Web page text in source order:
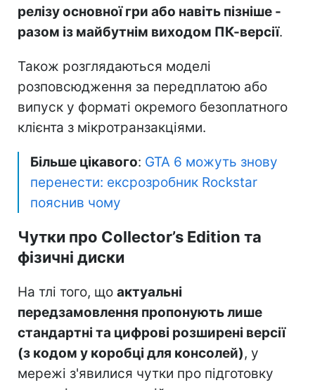
релізу основної гри або навіть пізніше -
разом із майбутнім виходом ПК-версії.
Також розглядаються моделі
розповсюдження за передплатою або
випуск у форматі окремого безоплатного
клієнта з мікротранзакціями.
Більше цікавого: GTA 6 можуть знову
перенести: ексрозробник Rockstar
пояснив чому
Чутки про Collector’s Edition та
фізичні диски
На тлі того, що актуальні
передзамовлення пропонують лише
стандартні та цифрові розширені версії
(з кодом у коробці для консолей), у
мережі з'явилися чутки про підготовку